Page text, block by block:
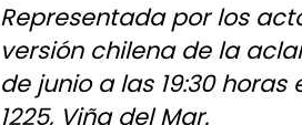
Representada por los
versión chilena de la
de junio a las 19:30 horas
1225, Viña del Mar.